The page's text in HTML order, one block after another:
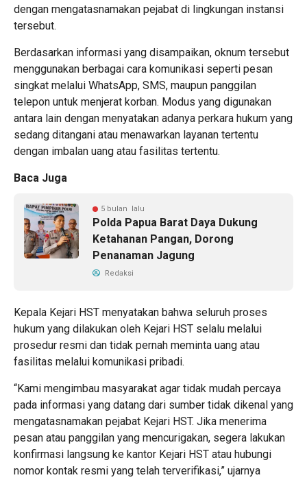
dengan mengatasnamakan pejabat di lingkungan instansi
tersebut.
Berdasarkan informasi yang disampaikan, oknum tersebut
menggunakan berbagai cara komunikasi seperti pesan
singkat melalui WhatsApp, SMS, maupun panggilan
telepon untuk menjerat korban. Modus yang digunakan
antara lain dengan menyatakan adanya perkara hukum yang
sedang ditangani atau menawarkan layanan tertentu
dengan imbalan uang atau fasilitas tertentu.
Baca Juga
5 bulan lalu
Polda Papua Barat Daya Dukung
Ketahanan Pangan, Dorong
Penanaman Jagung
Redaksi
Kepala Kejari HST menyatakan bahwa seluruh proses
hukum yang dilakukan oleh Kejari HST selalu melalui
prosedur resmi dan tidak pernah meminta uang atau
fasilitas melalui komunikasi pribadi.
“Kami mengimbau masyarakat agar tidak mudah percaya
pada informasi yang datang dari sumber tidak dikenal yang
mengatasnamakan pejabat Kejari HST. Jika menerima
pesan atau panggilan yang mencurigakan, segera lakukan
konfirmasi langsung ke kantor Kejari HST atau hubungi
nomor kontak resmi yang telah terverifikasi,” ujarnya